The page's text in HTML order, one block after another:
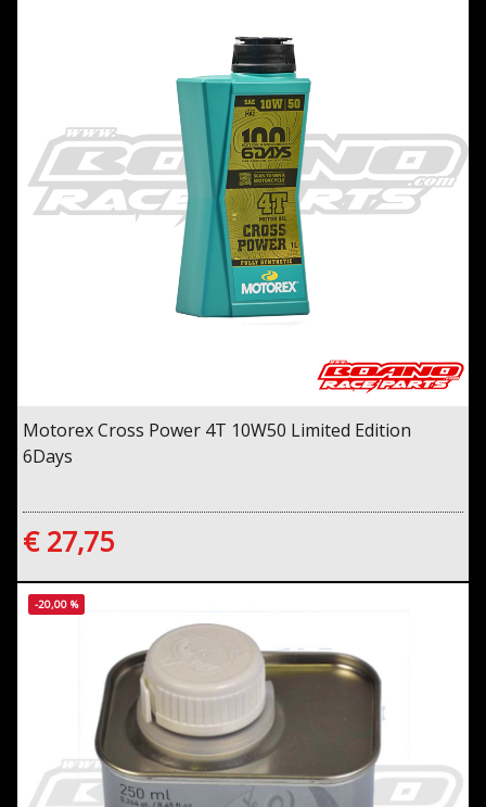
Motorex Cross Power 4T 10W50 Limited Edition
6Days
€ 27,75
-20,00 %